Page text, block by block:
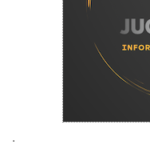
.